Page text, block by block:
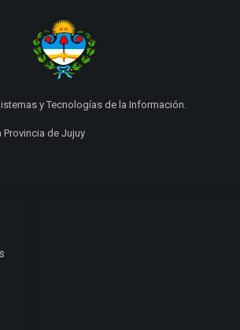
y Tecnologías de la Información.
de Jujuy